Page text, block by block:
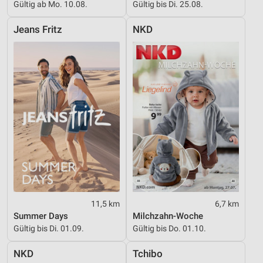
Gültig ab Mo. 10.08. Gültig bis Di. 25.08.
Jeans Fritz
11,5 km
Summer Days
Gültig bis Di. 01.09.
NKD
6,7 km
Milchzahn-Woche
Gültig bis Do. 01.10.
NKD Tchibo
Inhalten
Verwendung genauer Standortdaten
Geräte anhand von aktiv angeforderten
Informationen identifizieren
Nicht-IAB-Verarbeitungszwecke:
Notwendig
Performance
Funktional
Werbung